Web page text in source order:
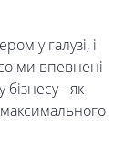
у галузі, і
ми впевнені
- як